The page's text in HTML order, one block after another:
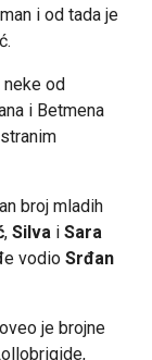
i od tada je
od
i Betmena
broj mladih
, Silva i Sara
vodio Srđan
je brojne